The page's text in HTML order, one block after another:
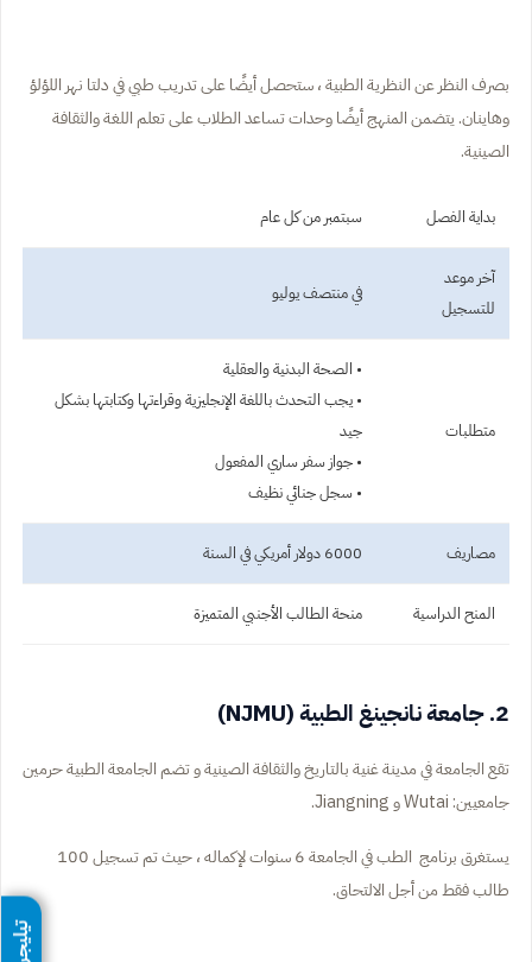
بصرف النظر عن النظرية الطبية ، ستحصل أيضًا على تدريب طبي في دلتا نهر اللؤلؤ
وهاينان. يتضمن المنهج أيضًا وحدات تساعد الطلاب على تعلم اللغة والثقافة
الصينية.
بداية الفصل سبتمبر من كل عام
آخر موعد
للتسجيل
في منتصف يوليو
متطلبات
• الصحة البدنية والعقلية
• يجب التحدث باللغة الإنجليزية وقراءتها وكتابتها بشكل
جيد
• جواز سفر ساري المفعول
• سجل جنائي نظيف
مصاريف 6000 دولار أمريكي في السنة
المنح الدراسية منحة الطالب الأجنبي المتميزة
2. جامعة نانجينغ الطبية (NJMU)
تقع الجامعة في مدينة غنية بالتاريخ والثقافة الصينية و تضم الجامعة الطبية حرمين
جامعيين: Wutai و Jiangning.
يستغرق برنامج الطب في الجامعة 6 سنوات لإكماله ، حيث تم تسجيل 100
طالب فقط من أجل الالتحاق.